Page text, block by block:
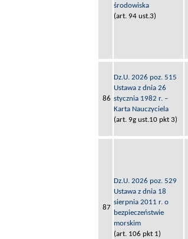
środowiska
(art. 94 ust.3)
86
Dz.U. 2026 poz. 515
Ustawa z dnia 26
stycznia 1982 r. –
Karta Nauczyciela
(art. 9g ust.10 pkt 3)
87
Dz.U. 2026 poz. 529
Ustawa z dnia 18
sierpnia 2011 r. o
bezpieczeństwie
morskim
(art. 106 pkt 1)